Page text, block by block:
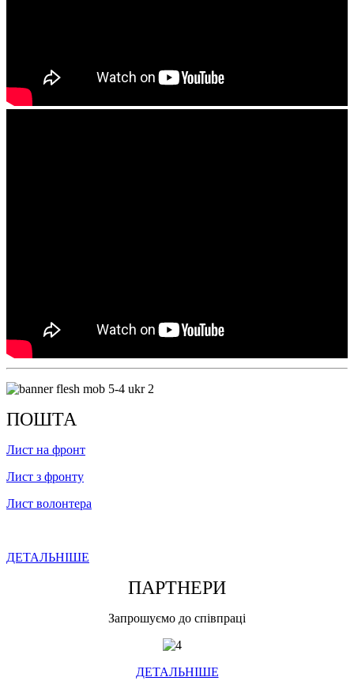
ПОШТА
Лист на фронт
Лист з фронту
Лист волонтера
ДЕТАЛЬНІШЕ
ПАРТНЕРИ
Запрошуємо до співпраці
ДЕТАЛЬНІШЕ